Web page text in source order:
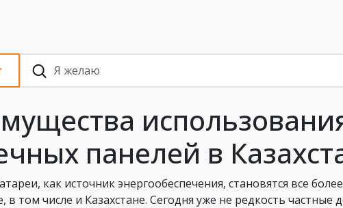
панелей в
как источник энергообеспечения, становятся все
в том числе и Казахстане. Сегодня уже не редкость частные